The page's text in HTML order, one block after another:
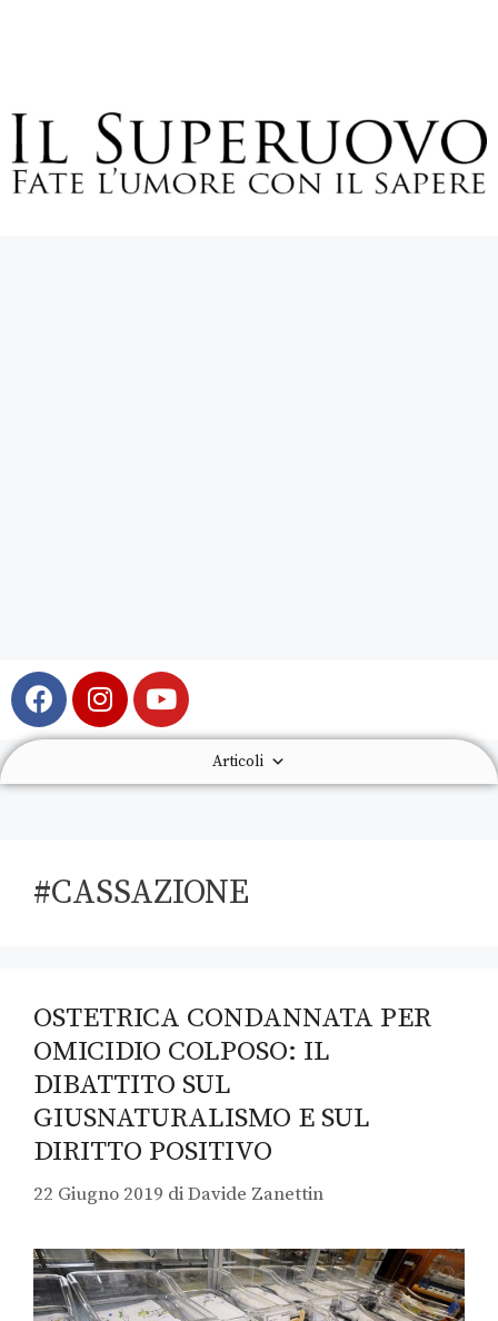
Articoli
#CASSAZIONE
OSTETRICA CONDANNATA PER
OMICIDIO COLPOSO: IL
DIBATTITO SUL
GIUSNATURALISMO E SUL
DIRITTO POSITIVO
22 Giugno 2019 diDavide Zanettin